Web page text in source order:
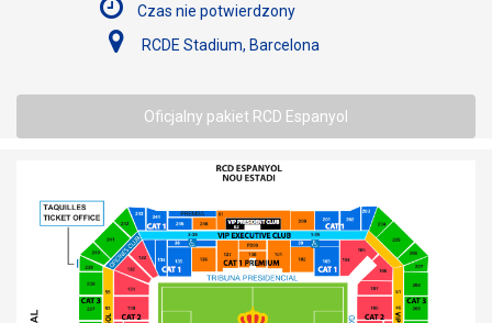
Czas nie potwierdzony
RCDE Stadium, Barcelona
Oficjalny pakiet RCD Espanyol